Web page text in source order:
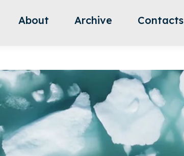
About Archive Contacts